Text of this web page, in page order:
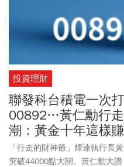
投資理財
聯發科台積電一次
00892…黃仁勳行
潮：黃金十年這樣賺
「行走的財神爺」輝達執行長
突破44000點大關。黃仁勳大